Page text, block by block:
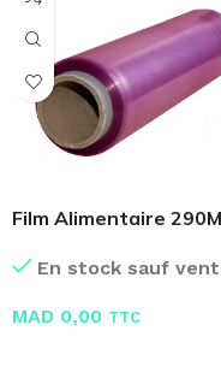
Film Alimentaire
En stock sauf
MAD 0,00 TTC